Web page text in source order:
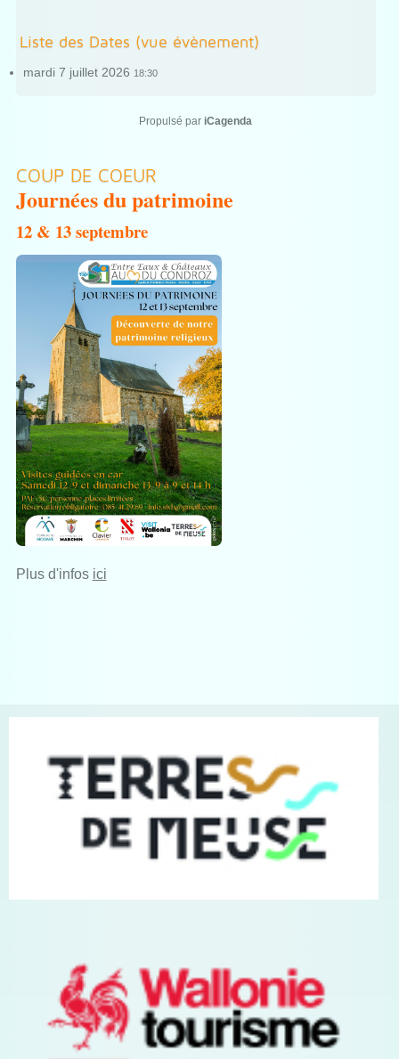
Liste des Dates (vue évènement)
mardi 7 juillet 2026 18:30
Propulsé par iCagenda
COUP DE COEUR
Journées du patrimoine
12 & 13 septembre
Plus d'infos ici